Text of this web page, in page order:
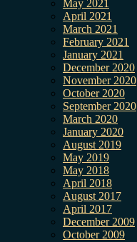
May 2021
April 2021
March 2021
February 2021
January 2021
December 2020
November 2020
October 2020
September 2020
March 2020
January 2020
August 2019
May 2019
May 2018
April 2018
August 2017
April 2017
December 2009
October 2009